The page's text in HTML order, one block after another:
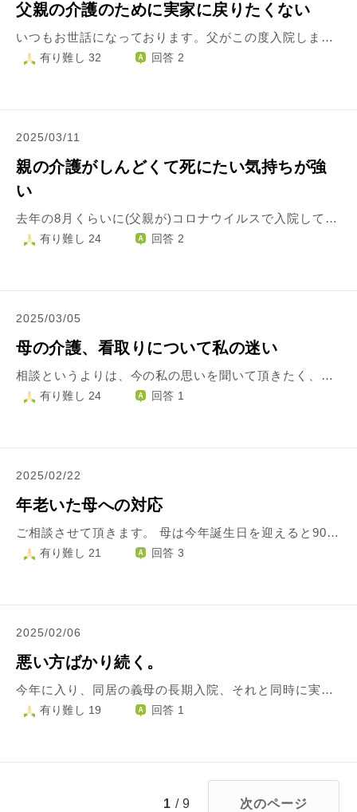
父親の介護のために実家に戻りたくない
いつもお世話になっております。父がこの度入院しました。介護が必要になる状態か今はまだはっきりわかりません。私と兄は東京に住んでいて、父は東北で暮らしてます。具合が悪くなってからの父の面倒は、実家近くに住んでいる叔母家族がしてくれています。父とその叔母家族から、実家に戻って来いと言われます。正直私はまだやりたいことがあるし、実家だとその夢は叶いそうにありません。兄も田舎は不便だから帰りたくないと言っています。父にはやりたいことを伝えてますが、叔母家族からは諦めろと言われました。自分のことを優先したいと思っている私は非道でしょうか？また、実家に帰ることを避けたいです。
有り難し 32 回答 2
2025/03/11
親の介護がしんどくて死にたい気持ちが強
い
去年の8月くらいに(父親が)コロナウイルスで入院して退院したころから様子がおかしいです。 (入院する前までは2階の部屋で生活していたのですが)1階で生活するようになってから大声で何度も怒鳴り散らしたり(少しでも気に食わないことがあると)私に向かって暴言を吐いたりしてきます・・・ (例えば)[自分のお金を返せ]とか(ちなみに本人の年金の中からデイサービスやヘルパーさんへの支払い、介護費用等で工面しなくてはいけないので残るほどの余裕はありません・・・) 他にも[私の母親とグルになっているとか](何を言っているのかは分かりませんが・・・)(父親からお金をもらって介護しているわけでもないのに何故毎日怒鳴られなければいけないのかわかりません・・・) そのほかにも喧嘩になると私の母親に暴力をふるったりしてきて私自身うつ病で精神的に参ることが多いです・・・ よく親の介護で(自殺する人の話も聞きますが)私自身あと何年生きられるか自信が無いです・・・(施設育ちの影響かある程度の忍耐力はあるのですが身が持つかどうか分かりません・・・) 毎日死にたい気持ちが強いです・・・ (それでも)自分の親だから仕方ないと割り切って毎日介護してはいますが・・・ 何か苦境を乗り切るアドバイスがあればよろしくお願いします。
有り難し 24 回答 2
2025/03/05
母の介護、看取りについて私の迷い
相談というよりは、今の私の思いを聞いて頂きたく、書かせて頂きました。 入院中の母に対して、折角同居したのに、同居したという事で世間的に親孝行したと思い、環境が変わった母に寄り添わなかった。時間は作れたのに母との会話が少なかった。入院する少し前、母の表情から笑顔があまりないと感じたのに、それでも私の思い遣りのなさに気がつきませんでした。 去年一度母が入院して、退院後同居を始めましたが元気になり、まだまだ大丈夫と思ってしまいました。でも、今回の緊急入院で初めて母とも別れが来るんだと呆れますが気がつきました。 口から食べれなく、今は鼻と首の点滴で栄養を入れています。 今、病院全体が面会禁止で、2月初めに会った時は顔色も良く、話し方もしっかりしていて、認知もほとんどありません。でもそれから1ヶ月経っていて、その状態が続いているかはわかりません。 病院側から食べる事ができず高齢のため、家で今付けている点滴を外し、静かに看取る方が自然かも、と言われました。そうすると10日ほどしか生きられないそうです。 母に状態をはっきりと話しました。 母は点滴を付けたまま転院したいとしっかりとした口調で決めました。 点滴を付けていたら徐々に弱っていくけど、何ヶ月かは持つでしょう。母は強く、とても優しい人です。きっと私を思い、迷惑をかけたくないと思ってくれての決断です。 転院しても面会はあまりできないかもしれない。それでも生きていてくれたら、会えて話しができる、手を握れる。 ただ、今医師から胃瘻の提案があり、それならもっと生きられ、家に帰れるとの事。 でも在宅で胃瘻となると私は離職。自分勝手ですが、私から今の職場を取る事は考えられない。周りからは、辞めてもまた新しい所が見つかる、趣味をしたら良い、そう言われるけど、年齢的にも今より居心地が良い職場を探すのは困難だとわかっています。 後悔のないように介護してあげて、と言われますが、胃瘻をしない、家で看取らず転院を選択する事は、母を大切で失いたくないと言っている私と矛盾していますか。 子供が胃瘻しないといけない状況になれば迷わず選択して、仕事も辞めます。母が胃瘻をして以前のようになるなら決めます。 でもそれは不可能だから。親不孝ですか。薄情ですか。きっとこの選択を後悔するのでしょう。でも胃瘻を選び、家で介護、看取りの選択に迷っています。
有り難し 24 回答 1
2025/02/22
年老いた母への対応
ご相談させて頂きます。 母は今年誕生日を迎えると90歳、私はつい先日60になりました。一人暮らしの母が心配で、週に1,2回は様子を見に行き、通院の付き添いや買い物を代わりにしたりとできる範囲で力になっているつもりです。しっかりしていますが、物忘れだけが激しく、つい今しがたの会話や行動も忘れ気味で、そんな時私もついキツい物の言い方になってしまうことがあります。 言ってからすぐ反省し、フォローするのですが私も大人に成りきれずで何度も同じ過ちを繰り返してしまうのが現状です。 60の誕生日を迎えて、直接言えずにいた今までの感謝の気持ちを素直に手紙に書き、郵送しました。毎日朝と夕と安否確認も兼ねて電話をしますが、手紙が着いて数日たった頃、「迷惑ばかりかけて、こんなに長生きしちゃって本当に悪いね」ととても暗い雰囲気で言われました。 手紙には心からの感謝の気持ちを書いたつもりでしたが、ひと言「お母さんが忘れてしまうことにキツい言い方をしてしまい、ごめんね。いずれ自分も通る道なのにね」と書いてしまい、恐らくその一言に傷ついてしまったのかと考えられます。 電話口でも私は自分の口調を反省していることを伝えたのですが、母は長生きして迷惑ばかりかけていると言うばかりです。 手紙など書いたことを後悔しています。 足腰も弱くなり、自分の思うようにいかないことに母も辛いのだろうと、でも何を言っても逆効果になってしまうのかと自分もやりきれません。 この先、私は変わらず接していくつもりですが、この母にどのような言葉をかけていけばいいのか悩んでいます。 宜しくお願いいたします。
有り難し 21 回答 3
2025/02/06
悪い方ばかり続く。
今年に入り、同居の義母の長期入院、それと同時に実姉の病気が発覚しました。癌でもう気づいた時には手遅れで、余命は1〜2ヶ月との事でした。最近始めた仕事、幼稚園の役員、看病、さらに子どもがインフルエンザで毎日休まる事もなく、実姉と義母の病気と、嫌な流れが続きすぎています。悪い流れを断ち切る事はできるのでしょうか？何かまだまだ悪い事が続きそうで怖いです。
有り難し 19 回答 1
1 / 9 次のページ